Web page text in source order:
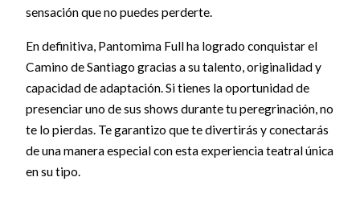
sensación que no puedes perderte.
En definitiva, Pantomima Full ha logrado conquistar el
Camino de Santiago gracias a su talento, originalidad y
capacidad de adaptación. Si tienes la oportunidad de
presenciar uno de sus shows durante tu peregrinación, no
te lo pierdas. Te garantizo que te divertirás y conectarás
de una manera especial con esta experiencia teatral única
en su tipo.